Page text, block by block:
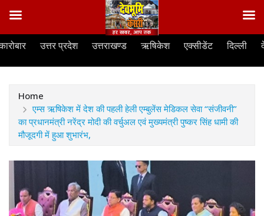
Skip
उत्तर प्रदेश उत्तराखण्ड ऋषिकेश एक्सीडेंट दिल्ली
Home
एम्स ऋषिकेश में देश की पहली हेली एम्बुलेंस मेडिकल सेवा “संजीवनी”
का प्रधानमंत्री नरेंद्र मोदी की वर्चुअल एवं मुख्यमंत्री पुष्कर सिंह धामी की
मौजूदगी में हुआ शुभारंभ,